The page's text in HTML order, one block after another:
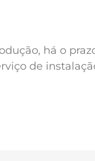
há o
de